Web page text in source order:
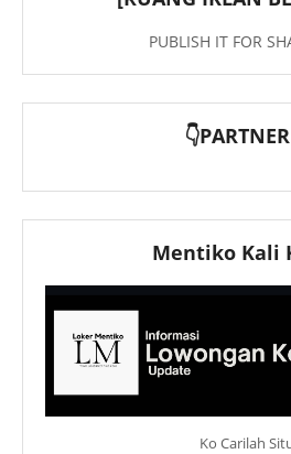
PUBLISH IT FOR
Mentiko Kali
Ko Carilah